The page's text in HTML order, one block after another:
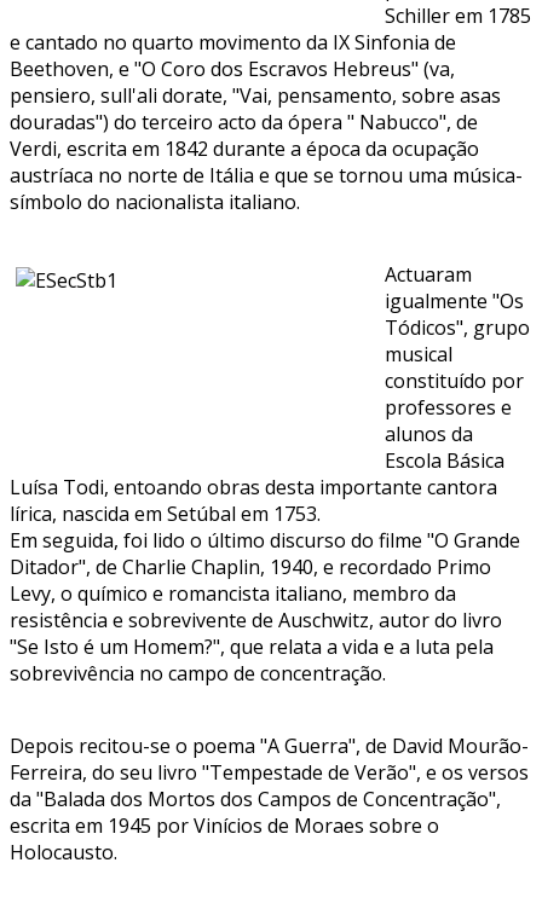
Schiller em 1785
e cantado no quarto movimento da IX Sinfonia de
Beethoven, e "O Coro dos Escravos Hebreus" (va,
pensiero, sull'ali dorate, "Vai, pensamento, sobre asas
douradas") do terceiro acto da ópera " Nabucco", de
Verdi, escrita em 1842 durante a época da ocupação
austríaca no norte de Itália e que se tornou uma música-
símbolo do nacionalista italiano.
Actuaram
igualmente "Os
Tódicos", grupo
musical
constituído por
professores e
alunos da
Escola Básica
Luísa Todi, entoando obras desta importante cantora
lírica, nascida em Setúbal em 1753.
Em seguida, foi lido o último discurso do filme "O Grande
Ditador", de Charlie Chaplin, 1940, e recordado Primo
Levy, o químico e romancista italiano, membro da
resistência e sobrevivente de Auschwitz, autor do livro
"Se Isto é um Homem?", que relata a vida e a luta pela
sobrevivência no campo de concentração.
Depois recitou-se o poema "A Guerra", de David Mourão-
Ferreira, do seu livro "Tempestade de Verão", e os versos
da "Balada dos Mortos dos Campos de Concentração",
escrita em 1945 por Vinícios de Moraes sobre o
Holocausto.